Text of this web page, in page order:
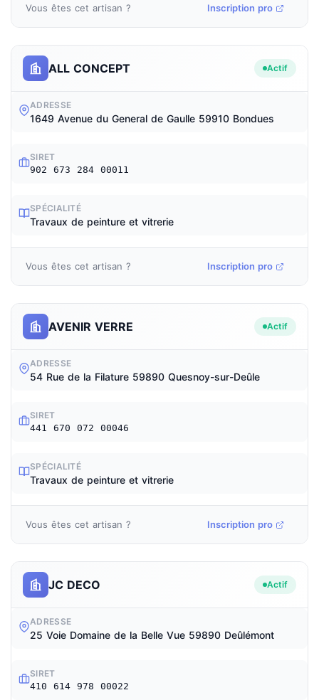
Vous êtes cet artisan ? Inscription pro
ALL CONCEPT Actif
ADRESSE
1649 Avenue du General de Gaulle 59910 Bondues
SIRET
902 673 284 00011
SPÉCIALITÉ
Travaux de peinture et vitrerie
Vous êtes cet artisan ? Inscription pro
AVENIR VERRE Actif
ADRESSE
54 Rue de la Filature 59890 Quesnoy-sur-Deûle
SIRET
441 670 072 00046
SPÉCIALITÉ
Travaux de peinture et vitrerie
Vous êtes cet artisan ? Inscription pro
JC DECO Actif
ADRESSE
25 Voie Domaine de la Belle Vue 59890 Deûlémont
SIRET
410 614 978 00022